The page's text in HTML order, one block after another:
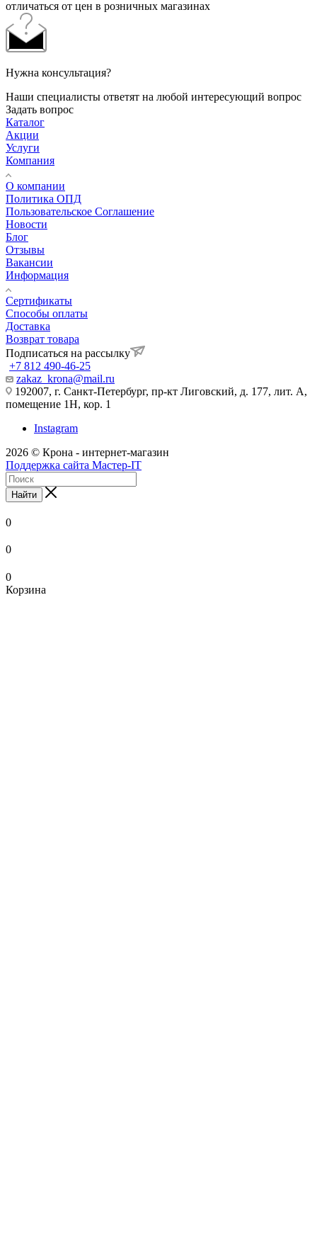
отличаться от цен в розничных магазинах
Нужна консультация?
Наши специалисты ответят на любой интересующий вопрос
Задать вопрос
Каталог
Акции
Услуги
Компания
О компании
Политика ОПД
Пользовательское Соглашение
Новости
Блог
Отзывы
Вакансии
Информация
Сертификаты
Способы оплаты
Доставка
Возврат товара
Подписаться на рассылку
+7 812 490-46-25
zakaz_krona@mail.ru
192007, г. Санкт-Петербург, пр-кт Лиговский, д. 177, лит. А,
помещение 1Н, кор. 1
Instagram
2026 © Крона - интернет-магазин
Поддержка сайта Мастер-IT
Найти
0
0
0
Корзина